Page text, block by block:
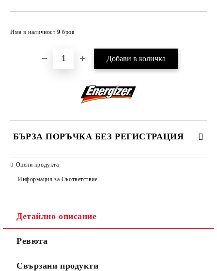
Има в наличност 9 броя
БЪРЗА ПОРЪЧКА БЕЗ РЕГИСТРАЦИЯ
Съгласен съм с
Ние ще се свържем с вас в рамките на работния ден.
Оцени продукта
Информация за Съответствие
Детайлно описание
Ревюта
Свързани продукти